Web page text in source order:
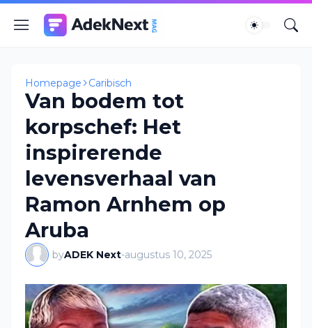
Homepage Caribisch
Van bodem tot
korpschef: Het
inspirerende
levensverhaal van
Ramon Arnhem op
Aruba
byADEK Next-augustus 10, 2025